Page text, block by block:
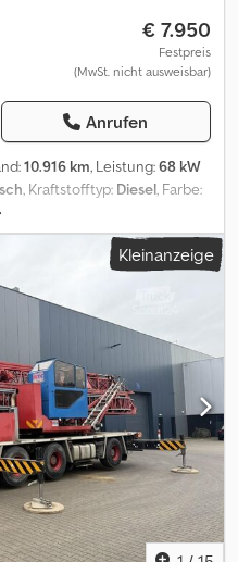
€ 7.950
Festpreis
(MwSt. nicht ausweisbar)
Anrufen
10.916 km, Leistung:68 kW
, Kraftstofftyp: Diesel, Farbe:
4x4, Anzahl der
Sonstige, Baujahr:
Kopfschutz, Standard-
siehe Fotos * 10.916
F1100B-C * 4x4 Allrad *
* 4.300kg Hinterachse *
* Enger Wendekreis, dank
mit 68Kw * Schutzdach *
* Einsatzgewicht
erwünscht, unterbreiten wir
Unser
Abnahme, ohne neue
Weitere LKW finden Sie auf
folgende Sprachen:
Kleinanzeige